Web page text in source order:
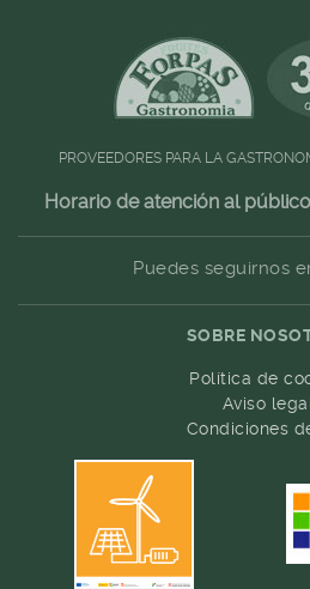
PROVEEDORES PARA LA
Horario de atención al
Puedes seguirnos
SOBRE
Política de
Aviso
Condiciones